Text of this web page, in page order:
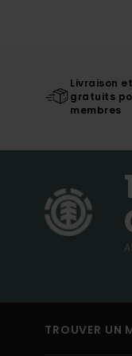
Livraison
gratuits
membres
TROUVER UN